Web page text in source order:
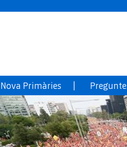
Nova Primàries |